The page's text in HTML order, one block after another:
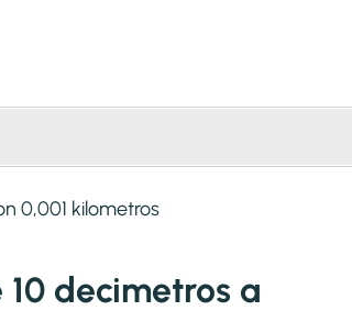
0,001 kilometros
decimetros a